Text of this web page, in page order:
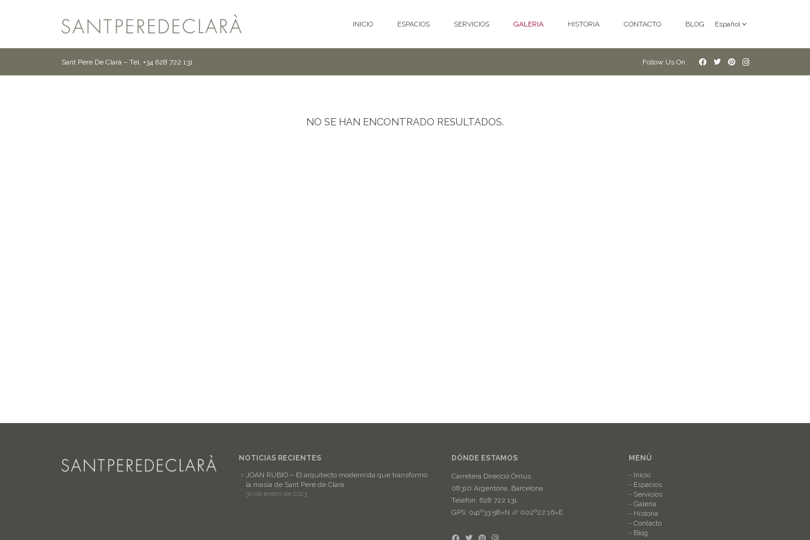
INICIO ESPACIOS SERVICIOS GALERIA HISTORIA CONTACTO BLOG Español
Sant Pere De Clarà – Tel. +34 628 722 131 Follow Us On
NO SE HAN ENCONTRADO RESULTADOS.
NOTICIAS RECIENTES
JOAN RUBIÓ – El arquitecto modernista que transformó
la masía de Sant Pere de Clarà
30 de enero de 2023
DÓNDE ESTAMOS
Carretera Direcció Òrrius
08310 Argentona, Barcelona
Telèfon: 628 722 131
GPS: 041º33’58»N // 002º22’16»E
MENÚ
Inicio
Espacios
Servicios
Galeria
Historia
Contacto
Blog